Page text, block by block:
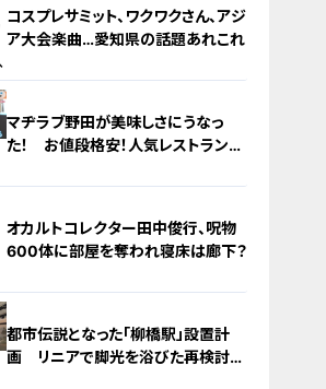
コスプレサミット、ワクワクさん、アジ
ア大会楽曲…愛知県の話題あれこれ
マヂラブ野田が美味しさにうなっ
た！ お値段格安！人気レストランを
門学校』の生徒たち
オカルトコレクター田中俊行、呪物
600体に部屋を奪われ寝床は廊下？
都市伝説となった「柳橋駅」設置計
画 リニアで脚光を浴びた再検討の